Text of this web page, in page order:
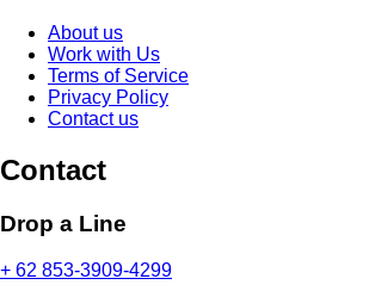
About us
Work with Us
Terms of Service
Privacy Policy
Contact us
Contact
Drop a Line
+ 62 853-3909-4299